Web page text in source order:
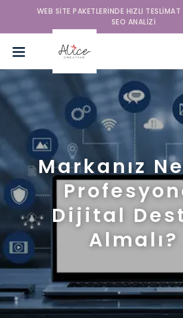
WEB SITE PAKETLERINDE HIZLI
SEO ANALIZI
Markanız
Dijital
Almalı?